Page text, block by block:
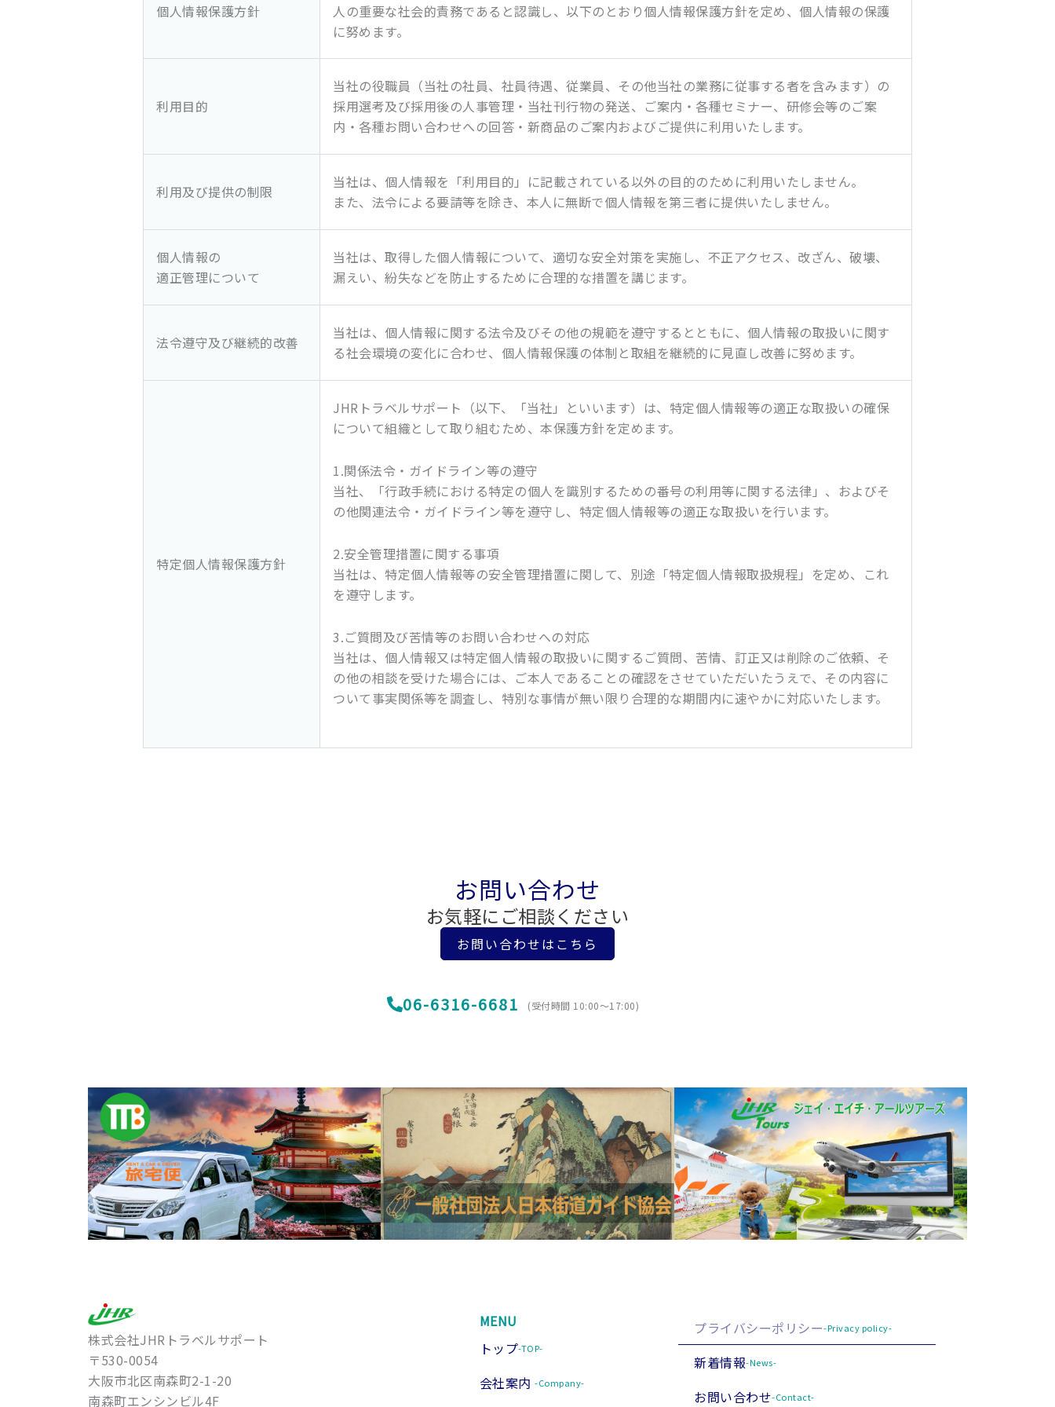
個人情報保護方針
人の重要な社会的責務であると認識し、以下のとおり個人情報保護方針を定め、個人情報の保護
に努めます。
利用目的
当社の役職員（当社の社員、社員待遇、従業員、その他当社の業務に従事する者を含みます）の
採用選考及び採用後の人事管理・当社刊行物の発送、ご案内・各種セミナー、研修会等のご案
内・各種お問い合わせへの回答・新商品のご案内およびご提供に利用いたします。
利用及び提供の制限
当社は、個人情報を「利用目的」に記載されている以外の目的のために利用いたしません。
また、法令による要請等を除き、本人に無断で個人情報を第三者に提供いたしません。
個人情報の
適正管理について
当社は、取得した個人情報について、適切な安全対策を実施し、不正アクセス、改ざん、破壊、
漏えい、紛失などを防止するために合理的な措置を講じます。
法令遵守及び継続的改善
当社は、個人情報に関する法令及びその他の規範を遵守するとともに、個人情報の取扱いに関す
る社会環境の変化に合わせ、個人情報保護の体制と取組を継続的に見直し改善に努めます。
特定個人情報保護方針
JHRトラベルサポート（以下、「当社」といいます）は、特定個人情報等の適正な取扱いの確保
について組織として取り組むため、本保護方針を定めます。
1.関係法令・ガイドライン等の遵守
当社、「行政手続における特定の個人を識別するための番号の利用等に関する法律」、およびそ
の他関連法令・ガイドライン等を遵守し、特定個人情報等の適正な取扱いを行います。
2.安全管理措置に関する事項
当社は、特定個人情報等の安全管理措置に関して、別途「特定個人情報取扱規程」を定め、これ
を遵守します。
3.ご質問及び苦情等のお問い合わせへの対応
当社は、個人情報又は特定個人情報の取扱いに関するご質問、苦情、訂正又は削除のご依頼、そ
の他の相談を受けた場合には、ご本人であることの確認をさせていただいたうえで、その内容に
ついて事実関係等を調査し、特別な事情が無い限り合理的な期間内に速やかに対応いたします。
お問い合わせ
お気軽にご相談ください
お問い合わせはこちら
06-6316-6681 (受付時間 10:00〜17:00)
株式会社JHRトラベルサポート
〒530-0054
大阪市北区南森町2-1-20
南森町エンシンビル4F
MENU
トップ-TOP-
会社案内-Company-
プライバシーポリシー-Privacy policy-
新着情報-News-
お問い合わせ-Contact-